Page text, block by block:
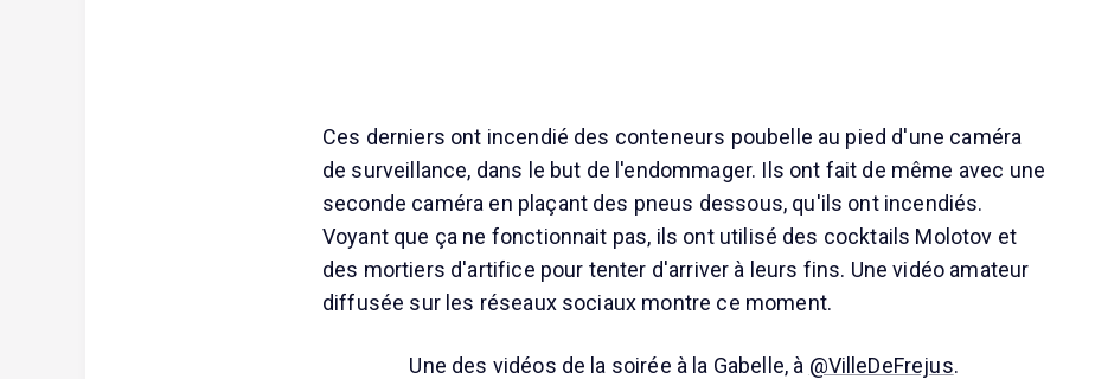
Ces derniers ont incendié des conteneurs poubelle au pied d'une caméra
de surveillance, dans le but de l'endommager. Ils ont fait de même avec une
seconde caméra en plaçant des pneus dessous, qu'ils ont incendiés.
Voyant que ça ne fonctionnait pas, ils ont utilisé des cocktails Molotov et
des mortiers d'artifice pour tenter d'arriver à leurs fins. Une vidéo amateur
diffusée sur les réseaux sociaux montre ce moment.
Une des vidéos de la soirée à la Gabelle, à @VilleDeFrejus.